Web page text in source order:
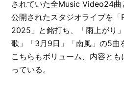
されていた全Music Video24曲
公開されたスタジオライブを
2025」と銘打ち、「雨上がり
歌」「3月9日」「南風」の5曲
こちらもボリューム、内容と
っている。